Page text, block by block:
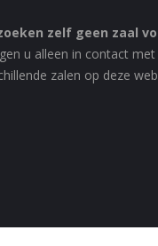
zelf geen zaal
u alleen in contact met
zalen op deze